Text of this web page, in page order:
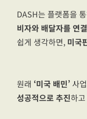
DASH는 플랫폼을
비자와 배달자를 연
쉽게 생각하면, 미국
원래 ‘미국 배민’사
성공적으로 추진하